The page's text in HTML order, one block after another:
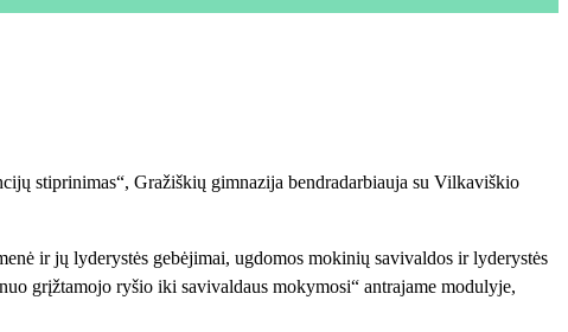
stiprinimas“, Gražiškių gimnazija bendradarbiauja su Vilkaviškio
ir jų lyderystės gebėjimai, ugdomos mokinių savivaldos ir lyderystės
grįžtamojo ryšio iki savivaldaus mokymosi“ antrajame modulyje,